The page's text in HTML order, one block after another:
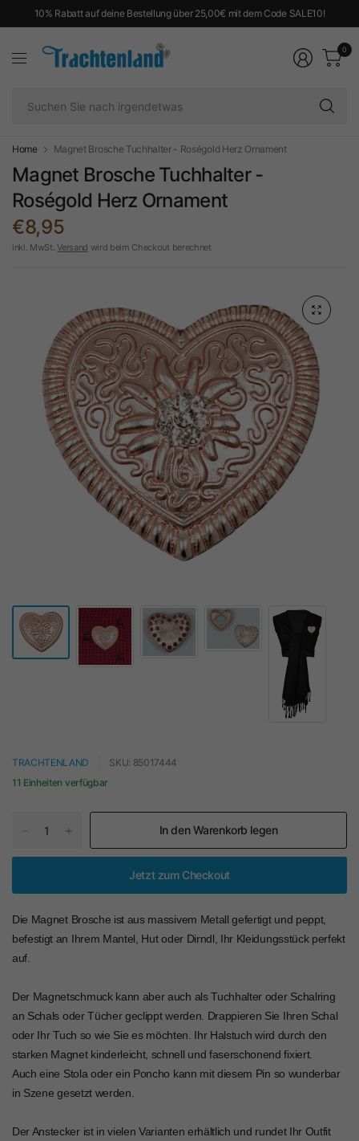
10% Rabatt auf deine Bestellung über 25,00€ mit dem Code SALE10!
0
Home Magnet Brosche Tuchhalter - Roségold Herz Ornament
Magnet Brosche Tuchhalter -
Roségold Herz Ornament
€8,95
inkl. MwSt.Versand wird beim Checkout berechnet
TRACHTENLAND
SKU: 85017444
11 Einheiten verfügbar
In den Warenkorb legen
Jetzt zum Checkout
Die Magnet Brosche ist aus massivem Metall gefertigt und peppt,
befestigt an Ihrem Mantel, Hut oder Dirndl, Ihr Kleidungsstück perfekt
auf.
Der Magnetschmuck kann aber auch als Tuchhalter oder Schalring
an Schals oder Tücher geclippt werden. Drappieren Sie Ihren Schal
oder Ihr Tuch so wie Sie es möchten. Ihr Halstuch wird durch den
starken Magnet kinderleicht, schnell und faserschonend fixiert.
Auch eine Stola oder ein Poncho kann mit diesem Pin so wunderbar
in Szene gesetzt werden.
Der Anstecker ist in vielen Varianten erhältlich und rundet Ihr Outfit